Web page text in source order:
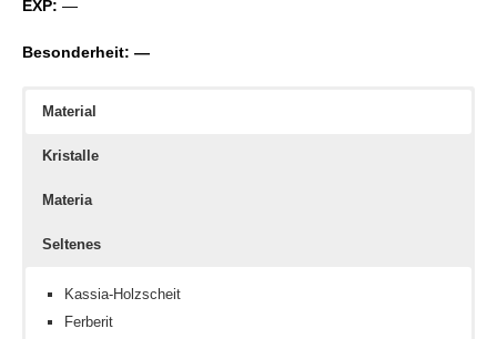
EXP: —
Besonderheit: —
Material
Kristalle
Materia
Seltenes
Kassia-Holzscheit
Ferberit